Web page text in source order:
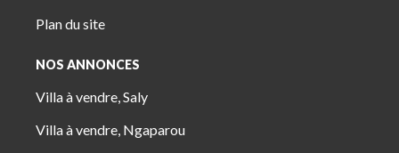
Plan du site
NOS ANNONCES
Villa à vendre, Saly
Villa à vendre, Ngaparou